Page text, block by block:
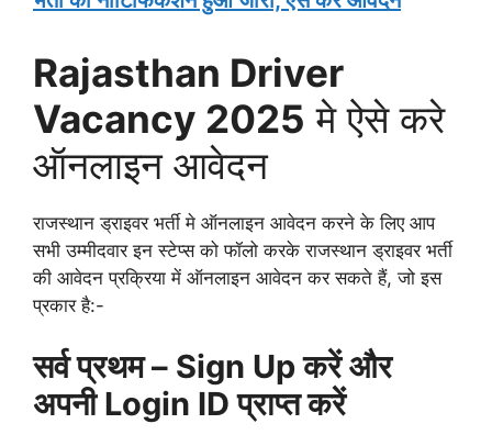
Rajasthan Driver
Vacancy 2025 मे ऐसे करे
ऑनलाइन आवेदन
राजस्थान ड्राइवर भर्ती मे ऑनलाइन आवेदन करने के लिए आप
सभी उम्मीदवार इन स्टेप्स को फॉलो करके राजस्थान ड्राइवर भर्ती
की आवेदन प्रक्रिया में ऑनलाइन आवेदन कर सकते हैं, जो इस
प्रकार है:-
सर्व प्रथम – Sign Up करें और
अपनी Login ID प्राप्त करें